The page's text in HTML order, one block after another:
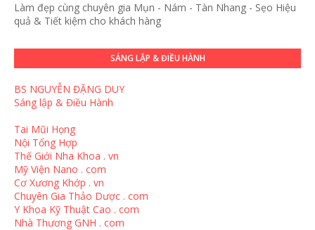
Làm đẹp cùng chuyên gia Mụn - Nám - Tàn Nhang - Sẹo Hiệu
quả & Tiết kiệm cho khách hàng
SÁNG LẬP & ĐIỀU HÀNH
BS NGUYỄN ĐẶNG DUY
Sáng lập & Điều Hành
Tai Mũi Họng
Nội Tổng Hợp
Thế Giới Nha Khoa . vn
Mỹ Viện Nano . com
Cơ Xương Khớp . vn
Chuyên Gia Thảo Dược . com
Y Khoa Kỹ Thuật Cao . com
Nhà Thương GNH . com